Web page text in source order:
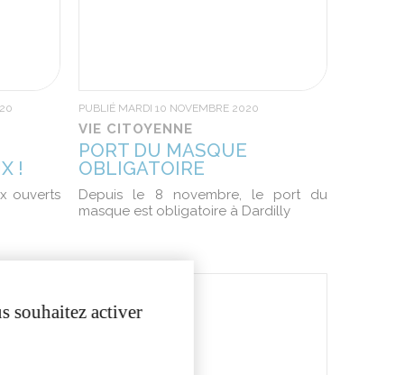
!
ouverts
PUBLIÉ MARDI 10 NOVEMBRE 2020
VIE CITOYENNE
PORT DU MASQUE
OBLIGATOIRE
Depuis le 8 novembre, le port du
masque est obligatoire à Dardilly
souhaitez activer